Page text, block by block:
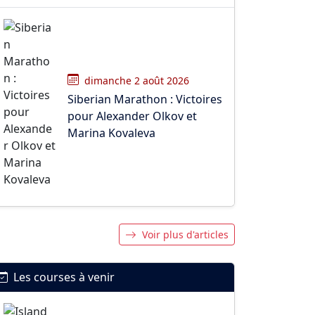
dimanche 2 août 2026
Siberian Marathon : Victoires
pour Alexander Olkov et
Marina Kovaleva
Voir plus d'articles
Les courses à venir